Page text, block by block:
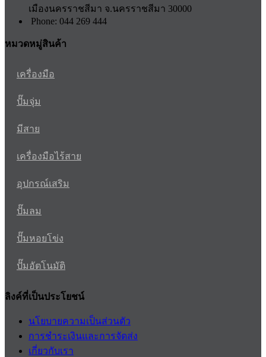
เมืองนครราชสีมา จ.นครราชสีมา 30000
Phone: 044 269 444
หมวดหมู่สินค้า
เครื่องมือ
ปั๊มจุ่ม
มีสาย
เครื่องมือไร้สาย
อุปกรณ์เสริม
ปั๊มลม
ปั๊มหอยโข่ง
ปั๊มอัตโนมัติ
ลิงค์ที่เป็นประโยชน์
นโยบายความเป็นส่วนตัว
การชำระเงินและการจัดส่ง
เกี่ยวกับเรา